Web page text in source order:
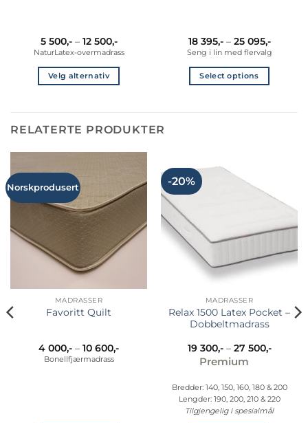
5 500,- – 12 500,-Prisområde:
5
500,-
til
500,-
NaturLatex-overmadrass
Velg alternativ
flere
varianter.
kan
velges
på
produktsiden
18 395,- – 25 095,-
18
395,-
Seng i lin med flervalg
Select options
kan
velges
RELATERTE PRODUKTER
Norskprodusert
MADRASSER
Favoritt Quilt
4 000,- – 10 600,-Prisområde:
Bonellfjærmadrass
-20%
MADRASSER
Relax 1500 Latex Pocket –
Dobbeltmadrass
19 300,- – 27 500,-
27
500,-
Premium
Bredder: 140, 150, 160, 180 & 200
Lengder: 190, 200, 210 & 220
Tilgjengelig i spesialmål